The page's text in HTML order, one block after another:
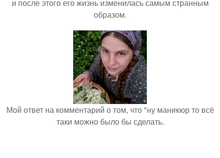
и после этого его жизнь изменилась самым странным
образом.
Мой ответ на комментарий о том, что "ну маникюр то всё
таки можно было бы сделать.